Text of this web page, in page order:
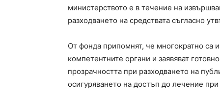
министерството е в течение на
разходването на средствата съгласно
От фонда припомнят, че многократно са
компетентните органи и заявяват
прозрачността при разходването на
осигуряването на достъп до лечение